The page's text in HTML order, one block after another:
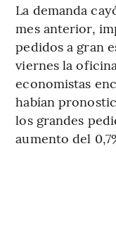
La demanda
mes anterior,
pedidos a gran
viernes la
economistas
habían
los grandes
aumento del